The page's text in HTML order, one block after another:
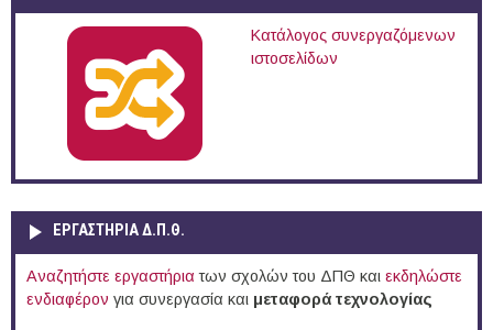
Κατάλογος συνεργαζόμενων
ιστοσελίδων
ΕΡΓΑΣΤΗΡΙΑ Δ.Π.Θ.
Αναζητήστε εργαστήρια των σχολών του ΔΠΘ και εκδηλώστε
ενδιαφέρον για συνεργασία και μεταφορά τεχνολογίας